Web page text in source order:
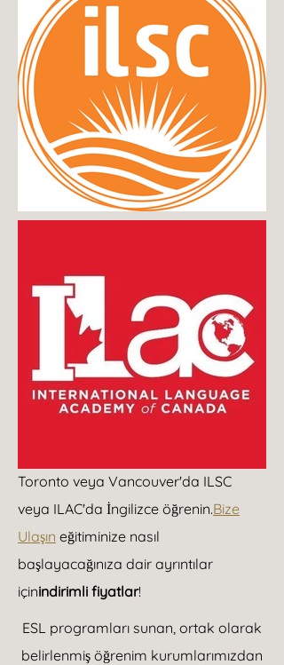
Toronto veya Vancouver'da ILSC
veya ILAC'da İngilizce öğrenin.Bize
Ulaşın eğitiminize nasıl
başlayacağınıza dair ayrıntılar
içinindirimli fiyatlar!
ESL programları sunan, ortak olarak
belirlenmiş öğrenim kurumlarımızdan